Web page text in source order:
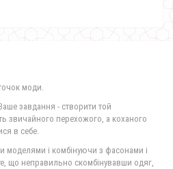
моди.
завдання - створити той
звичайного перехожого, а коханого
в себе.
моделями і комбінуючи з фасонами і
що неправильно скомбінувавши одяг,